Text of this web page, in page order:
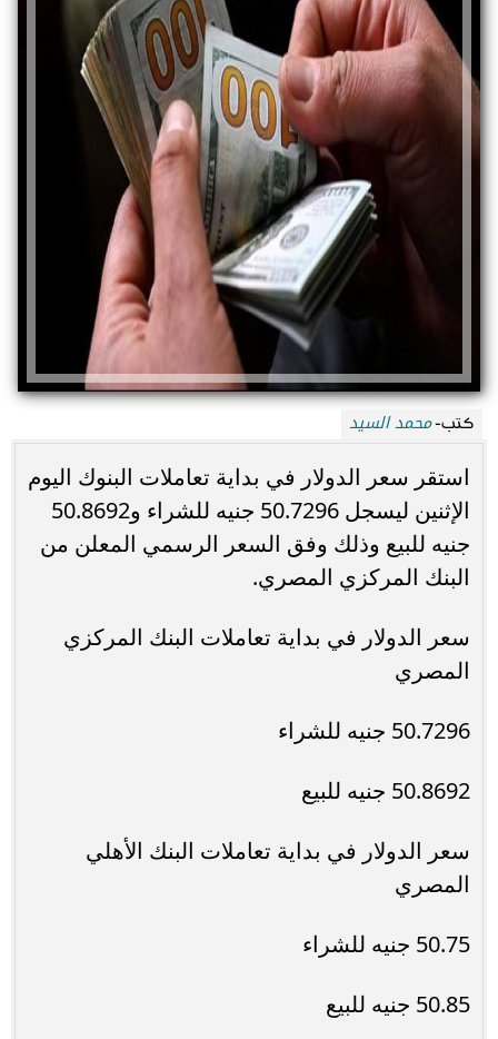
كتب-محمد السيد
استقر سعر الدولار في بداية تعاملات البنوك اليوم
الإثنين ليسجل 50.7296 جنيه للشراء و50.8692
جنيه للبيع وذلك وفق السعر الرسمي المعلن من
البنك المركزي المصري.
سعر الدولار في بداية تعاملات البنك المركزي
المصري
50.7296 جنيه للشراء
50.8692 جنيه للبيع
سعر الدولار في بداية تعاملات البنك الأهلي
المصري
50.75 جنيه للشراء
50.85 جنيه للبيع